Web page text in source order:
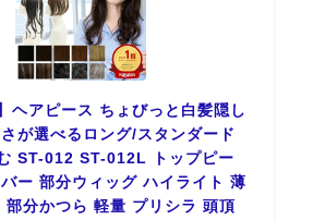
ヘアピース ちょびっと白髪隠し
が選べるロング/スタンダード
ST-012 ST-012L トップピー
ー 部分ウィッグ ハイライト 薄
部分かつら 軽量 プリシラ 頭頂